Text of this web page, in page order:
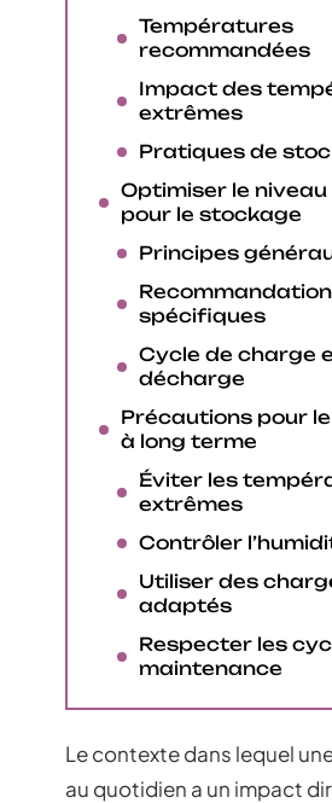
Températures
recommandées
Impact des
extrêmes
Pratiques de
Optimiser le
pour le stockage
Principes
spécifiques
Cycle de charge
décharge
Précautions pour
à long terme
Éviter les
extrêmes
Contrôler
Utiliser des
adaptés
Respecter les
maintenance
Le contexte dans lequel
au quotidien a un impact